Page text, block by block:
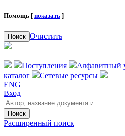
Помощь [ показать ]
Поиск Очистить
Поступления Алфавитный
каталог
Сетевые ресурсы
ENG
Вход
Поиск
Расширенный поиск